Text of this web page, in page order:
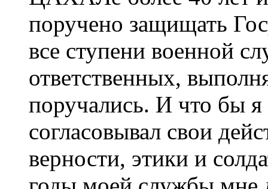
поручено защищать
все ступени военной
ответственных,
поручались. И что бы я
согласовывал свои
верности, этики и